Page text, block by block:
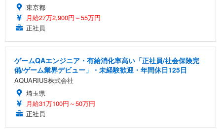
東京都
月給27万2,900円～55万円
正社員
ゲームQAエンジニア・有給消化率高い「正社員/社会保険完
備/ゲーム業界デビュー」・未経験歓迎・年間休日125日
AQUARIUS株式会社
埼玉県
月給31万100円～50万円
正社員